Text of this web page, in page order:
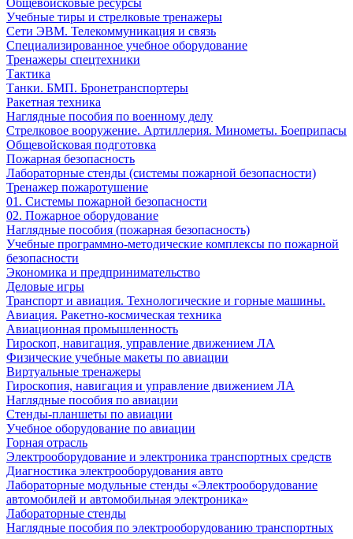
Общевойсковые ресурсы
Учебные тиры и стрелковые тренажеры
Сети ЭВМ. Телекоммуникация и связь
Специализированное учебное оборудование
Тренажеры спецтехники
Тактика
Танки. БМП. Бронетранспортеры
Ракетная техника
Наглядные пособия по военному делу
Стрелковое вооружение. Артиллерия. Минометы. Боеприпасы
Общевойсковая подготовка
Пожарная безопасность
Лабораторные стенды (системы пожарной безопасности)
Тренажер пожаротушение
01. Системы пожарной безопасности
02. Пожарное оборудование
Наглядные пособия (пожарная безопасность)
Учебные программно-методические комплексы по пожарной
безопасности
Экономика и предпринимательство
Деловые игры
Транспорт и авиация. Технологические и горные машины.
Авиация. Ракетно-космическая техника
Авиационная промышленность
Гироскоп, навигация, управление движением ЛА
Физические учебные макеты по авиации
Виртуальные тренажеры
Гироскопия, навигация и управление движением ЛА
Наглядные пособия по авиации
Стенды-планшеты по авиации
Учебное оборудование по авиации
Горная отрасль
Электрооборудование и электроника транспортных средств
Диагностика электрооборудования авто
Лабораторные модульные стенды «Электрооборудование
автомобилей и автомобильная электроника»
Лабораторные стенды
Наглядные пособия по электрооборудованию транспортных